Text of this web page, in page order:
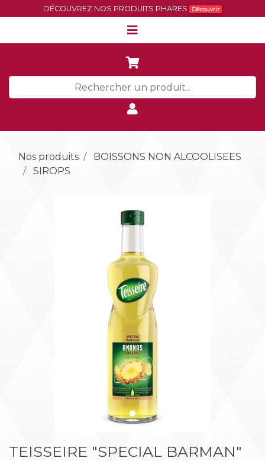
DÉCOUVREZ NOS PRODUITS PHARES Découvrir
Nos produits
BOISSONS NON ALCOOLISEES
SIROPS
TEISSEIRE "SPECIAL BARMAN"